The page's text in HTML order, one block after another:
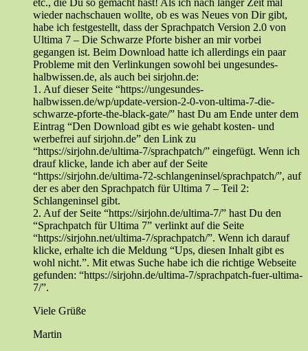
etc., die Du so gemacht hast! Als ich nach langer Zeit mal
wieder nachschauen wollte, ob es was Neues von Dir gibt,
habe ich festgestellt, dass der Sprachpatch Version 2.0 von
Ultima 7 – Die Schwarze Pforte bisher an mir vorbei
gegangen ist. Beim Download hatte ich allerdings ein paar
Probleme mit den Verlinkungen sowohl bei ungesundes-
halbwissen.de, als auch bei sirjohn.de:
1. Auf dieser Seite “https://ungesundes-
halbwissen.de/wp/update-version-2-0-von-ultima-7-die-
schwarze-pforte-the-black-gate/” hast Du am Ende unter dem
Eintrag “Den Download gibt es wie gehabt kosten- und
werbefrei auf sirjohn.de” den Link zu
“https://sirjohn.de/ultima-7/sprachpatch/” eingefügt. Wenn ich
drauf klicke, lande ich aber auf der Seite
“https://sirjohn.de/ultima-72-schlangeninsel/sprachpatch/”, auf
der es aber den Sprachpatch für Ultima 7 – Teil 2:
Schlangeninsel gibt.
2. Auf der Seite “https://sirjohn.de/ultima-7/” hast Du den
“Sprachpatch für Ultima 7” verlinkt auf die Seite
“https://sirjohn.net/ultima-7/sprachpatch/”. Wenn ich darauf
klicke, erhalte ich die Meldung “Ups, diesen Inhalt gibt es
wohl nicht.”. Mit etwas Suche habe ich die richtige Webseite
gefunden: “https://sirjohn.de/ultima-7/sprachpatch-fuer-ultima-
7/”.
Viele Grüße
Martin